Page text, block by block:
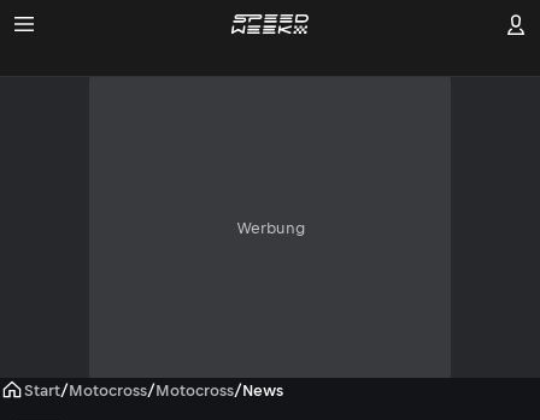
Werbung
Start/Motocross/Motocross/News